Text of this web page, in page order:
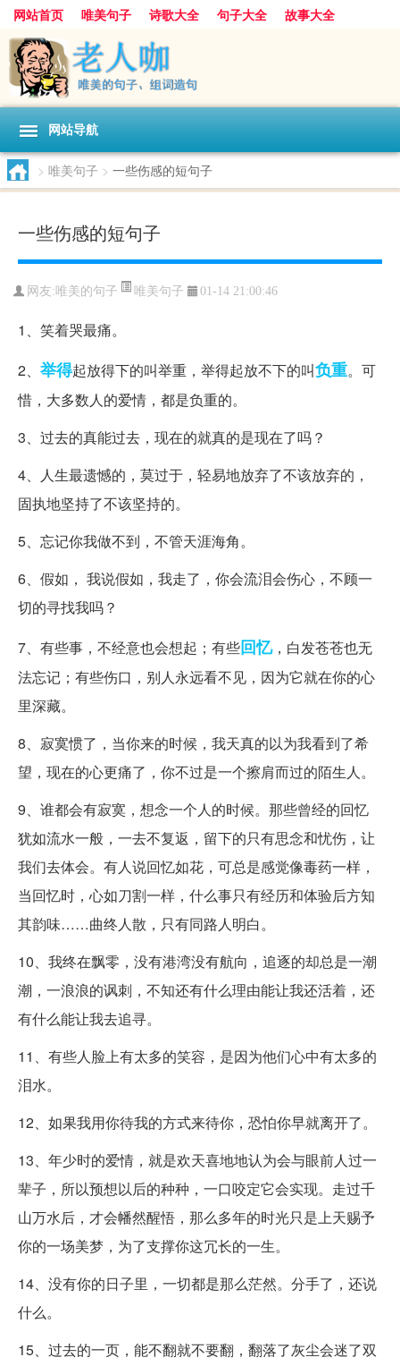
网站首页 唯美句子 诗歌大全 句子大全
故事大全
人生感悟
其他美文 美文欣赏
感人故事
句子分类
网站导航
> 唯美句子 > 一些伤感的短句子
一些伤感的短句子
网友: 唯美的句子 唯美句子 01-14 21:00:46
1、笑着哭最痛。
2、 举得起放得下的叫举重，举得起放不下的叫负重。可
惜，大多数人的爱情，都是负重的。
3、过去的真能过去，现在的就真的是现在了吗？
4、人生最遗憾的，莫过于，轻易地放弃了不该放弃的，
固执地坚持了不该坚持的。
5、忘记你我做不到，不管天涯海角。
6、假如， 我说假如，我走了，你会流泪会伤心，不顾一
切的寻找我吗？
7、有些事，不经意也会想起；有些回忆，白发苍苍也无
法忘记；有些伤口，别人永远看不见，因为它就在你的心
里深藏。
8、寂寞惯了，当你来的时候，我天真的以为我看到了希
望，现在的心更痛了，你不过是一个擦肩而过的陌生人。
9、谁都会有寂寞，想念一个人的时候。那些曾经的回忆
犹如流水一般，一去不复返，留下的只有思念和忧伤，让
我们去体会。有人说回忆如花，可总是感觉像毒药一样，
当回忆时，心如刀割一样，什么事只有经历和体验后方知
其韵味……曲终人散，只有同路人明白。
10、我终在飘零，没有港湾没有航向，追逐的却总是一潮
潮，一浪浪的讽刺，不知还有什么理由能让我还活着，还
有什么能让我去追寻。
11、有些人脸上有太多的笑容，是因为他们心中有太多的
泪水。
12、如果我用你待我的方式来待你，恐怕你早就离开了。
13、年少时的爱情，就是欢天喜地地认为会与眼前人过一
辈子，所以预想以后的种种，一口咬定它会实现。走过千
山万水后，才会幡然醒悟，那么多年的时光只是上天赐予
你的一场美梦，为了支撑你这冗长的一生。
14、没有你的日子里，一切都是那么茫然。分手了，还说
什么。
15、过去的一页，能不翻就不要翻，翻落了灰尘会迷了双